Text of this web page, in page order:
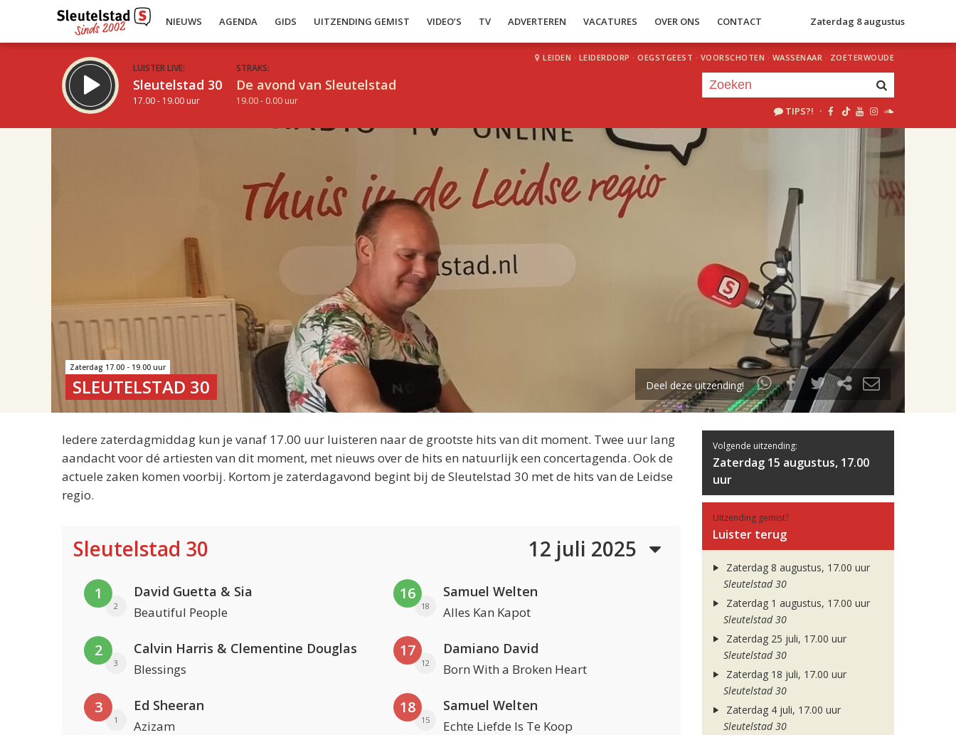
NIEUWS AGENDA GIDS UITZENDING GEMIST VIDEO’S TV ADVERTEREN VACATURES OVER ONS CONTACT Zaterdag 8 augustus
LUISTER LIVE:
Sleutelstad 30
17.00 - 19.00 uur
STRAKS:
De avond van Sleutelstad
19.00 - 0.00 uur
LEIDEN · LEIDERDORP · OEGSTGEEST · VOORSCHOTEN · WASSENAAR · ZOETERWOUDE
TIPS?! ·
uur 1 van 2
Volgend uur
Zaterdag 17.00 - 19.00 uur
SLEUTELSTAD 30 Deel deze uitzending!
Iedere zaterdagmiddag kun je vanaf 17.00 uur luisteren naar de grootste hits van dit moment. Twee uur lang
aandacht voor dé artiesten van dit moment, met nieuws over de hits en natuurlijk een concertagenda. Ook de
actuele zaken komen voorbij. Kortom je zaterdagavond begint bij de Sleutelstad 30 met de hits van de Leidse
regio.
Sleutelstad 30 12 juli 2025
1
2
David Guetta & Sia
Beautiful People
2
3
Calvin Harris & Clementine Douglas
Blessings
3
1
Ed Sheeran
Azizam
16
18
Samuel Welten
Alles Kan Kapot
17
12
Damiano David
Born With a Broken Heart
18
15
Samuel Welten
Echte Liefde Is Te Koop
Volgende uitzending:
Zaterdag 15 augustus, 17.00
uur
Uitzending gemist?
Luister terug
Zaterdag 8 augustus, 17.00 uur
Sleutelstad 30
Zaterdag 1 augustus, 17.00 uur
Sleutelstad 30
Zaterdag 25 juli, 17.00 uur
Sleutelstad 30
Zaterdag 18 juli, 17.00 uur
Sleutelstad 30
Zaterdag 4 juli, 17.00 uur
Sleutelstad 30